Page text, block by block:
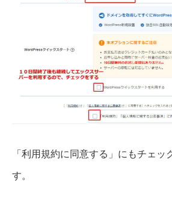
「利用規約に同意する」にもチェッ
す。